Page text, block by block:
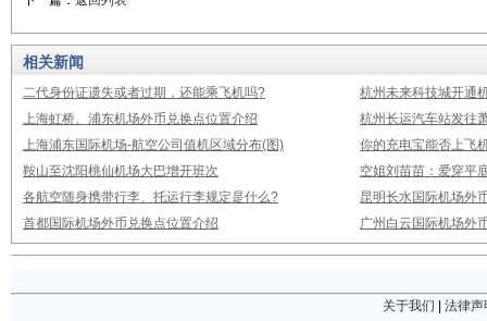
相关新闻
二代身份证遗失或者过期，还能乘飞机吗?
杭州未来科技城开通
上海虹桥、浦东机场外币兑换点位置介绍
杭州长运汽车站发往
上海浦东国际机场-航空公司值机区域分布(图)
你的充电宝能否上飞
鞍山至沈阳桃仙机场大巴增开班次
空姐刘苗苗：爱穿平
各航空随身携带行李、托运行李规定是什么?
昆明长水国际机场外
首都国际机场外币兑换点位置介绍
广州白云国际机场外
关于我们
法律声